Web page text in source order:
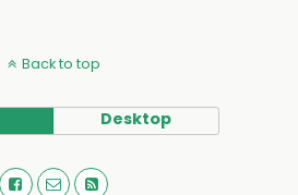
Back to top
Desktop